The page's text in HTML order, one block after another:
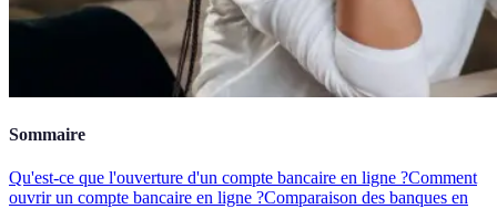
Sommaire
Qu'est-ce que l'ouverture d'un compte bancaire en ligne ?Comment
ouvrir un compte bancaire en ligne ?Comparaison des banques en